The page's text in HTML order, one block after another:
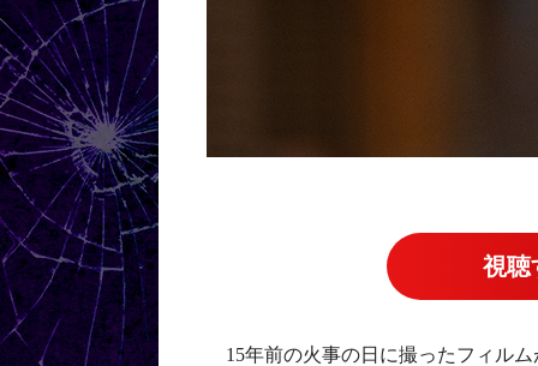
視聴
15年前の火事の日に撮ったフィル